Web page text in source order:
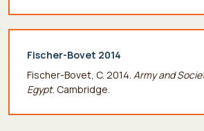
Fischer-Bovet 2014
Fischer-Bovet, C. 2014. Army and
Egypt. Cambridge.